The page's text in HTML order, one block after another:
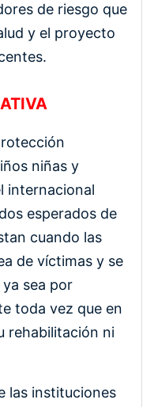
de riesgo que
y el proyecto
niñas y
internacional
esperados de
cuando las
de víctimas y se
sea por
toda vez que en
rehabilitación ni
las instituciones